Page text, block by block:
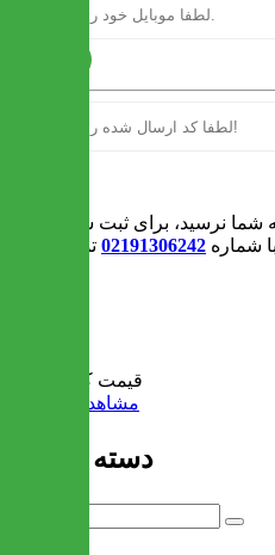
شما نرسید، برای ثبت سفارش و یا
شماره 02191306242 تماس بگیرید
قیمت کل:
مشاهده سبد خرید
دسته بندی ها